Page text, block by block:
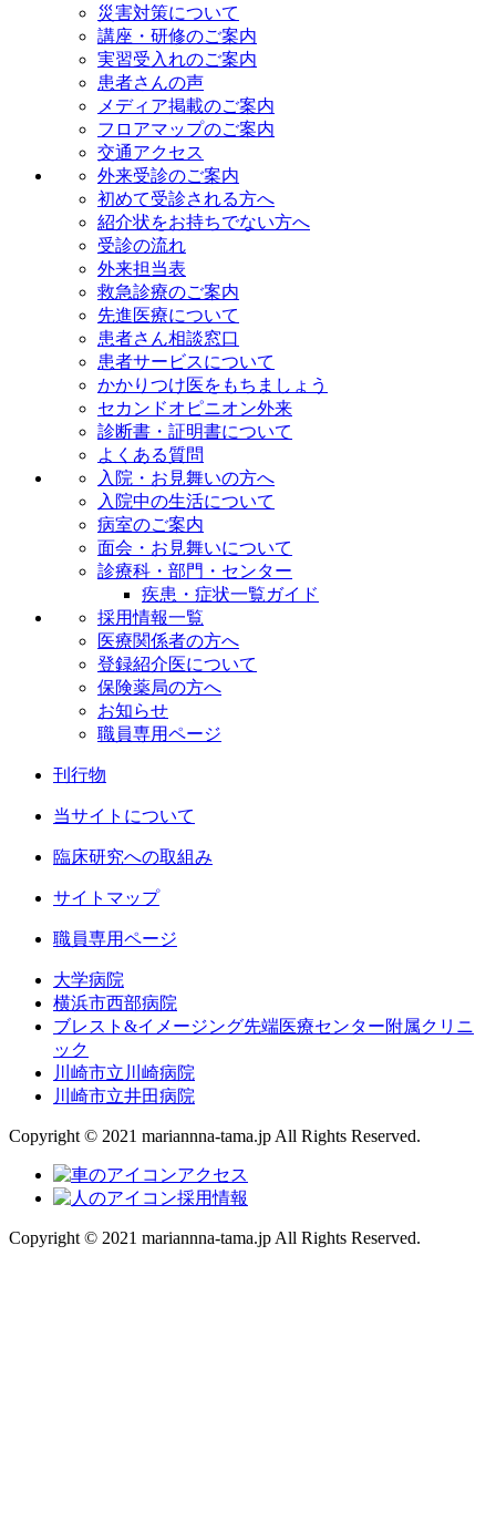
災害対策について
講座・研修のご案内
実習受入れのご案内
患者さんの声
メディア掲載のご案内
フロアマップのご案内
交通アクセス
外来受診のご案内
初めて受診される方へ
紹介状をお持ちでない方へ
受診の流れ
外来担当表
救急診療のご案内
先進医療について
患者さん相談窓口
患者サービスについて
かかりつけ医をもちましょう
セカンドオピニオン外来
診断書・証明書について
よくある質問
入院・お見舞いの方へ
入院中の生活について
病室のご案内
面会・お見舞いについて
診療科・部門・センター
疾患・症状一覧ガイド
採用情報一覧
医療関係者の方へ
登録紹介医について
保険薬局の方へ
お知らせ
職員専用ページ
刊行物
当サイトについて
臨床研究への取組み
サイトマップ
職員専用ページ
大学病院
横浜市西部病院
ブレスト&イメージング先端医療センター附属クリニ
ック
川崎市立川崎病院
川崎市立井田病院
Copyright © 2021 mariannna-tama.jp All Rights Reserved.
アクセス
採用情報
Copyright © 2021 mariannna-tama.jp All Rights Reserved.